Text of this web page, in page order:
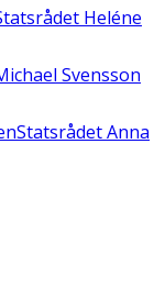
Heléne
Svensson
Statsrådet Anna